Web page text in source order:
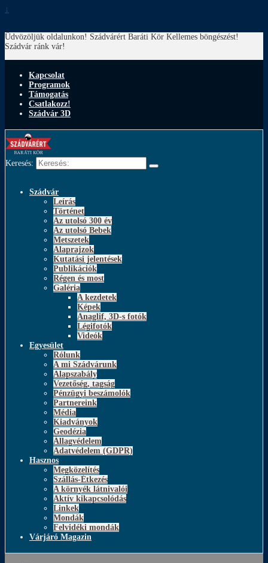
↓
Üdvözöljük oldalunkon! Szádvárért Baráti Kör Kellemes böngészést!
Szádvár ránk vár!
Kapcsolat
Programok
Támogatás
Csatlakozz!
Szádvár 3D
Keresés:
Szádvár
Leírás
Történet
Az utolsó 300 év
Az utolsó Bebek
Metszetek
Alaprajzok
Kutatási jelentések
Publikációk
Régen és most
Galéria
A kezdetek
Képek
Anaglif, 3D-s fotók
Légifotók
Videók
Egyesület
Rólunk
A mi Szádvárunk
Alapszabály
Vezetőség, tagság
Pénzügyi beszámolók
Partnereink
Média
Kiadványok
Geodézia
Állagvédelem
Adatvédelem (GDPR)
Hasznos
Megközelítés
Szállás-Étkezés
A környék látnivalói
Aktív kikapcsolódás
Linkek
Mondák
Felvidéki mondák
Várjáró Magazin